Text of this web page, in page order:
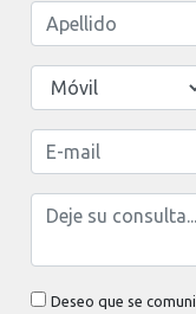
Deseo que se